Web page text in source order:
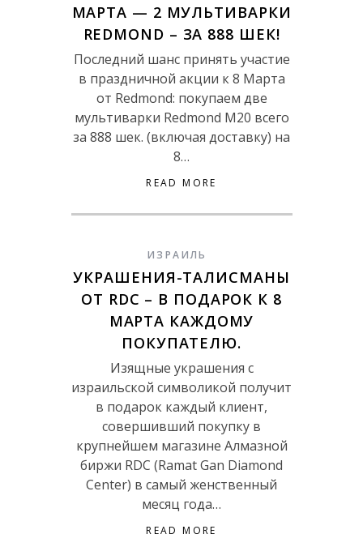
МАРТА — 2 МУЛЬТИВАРКИ
REDMOND – ЗА 888 ШЕК!
Последний шанс принять участие
в праздничной акции к 8 Марта
от Redmond: покупаем две
мультиварки Redmond М20 всего
за 888 шек. (включая доставку) на
8…
READ MORE
ИЗРАИЛЬ
УКРАШЕНИЯ-ТАЛИСМАНЫ
ОТ RDC – В ПОДАРОК К 8
МАРТА КАЖДОМУ
ПОКУПАТЕЛЮ.
Изящные украшения с
израильской символикой получит
в подарок каждый клиент,
совершивший покупку в
крупнейшем магазине Алмазной
биржи RDC (Ramat Gan Diamond
Center) в самый женственный
месяц года…
READ MORE